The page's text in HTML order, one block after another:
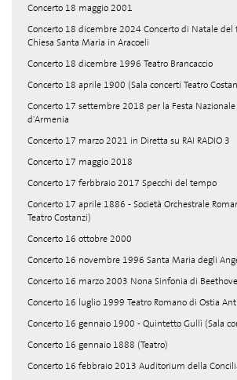
Concerto 18 maggio 2001
Concerto 18 dicembre 2024 Concerto di Natale del
Chiesa Santa Maria in Aracoeli
Concerto 18 dicembre 1996 Teatro Brancaccio
Concerto 18 aprile 1900 (Sala concerti Teatro
Concerto 17 settembre 2018 per la Festa
d'Armenia
Concerto 17 marzo 2021 in Diretta su RAI RADIO 3
Concerto 17 maggio 2018
Concerto 17 ferbbraio 2017 Specchi del tempo
Concerto 17 aprile 1886 - Società Orchestrale
Teatro Costanzi)
Concerto 16 ottobre 2000
Concerto 16 novembre 1996 Santa Maria degli
Concerto 16 marzo 2003 Nona Sinfonia di
Concerto 16 luglio 1999 Teatro Romano di Ostia
Concerto 16 gennaio 1900 - Quintetto Gullì (Sala
Concerto 16 gennaio 1888 (Teatro)
Concerto 16 febbraio 2013 Auditorium della